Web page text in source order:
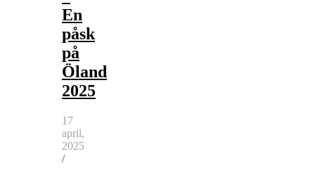
En
påsk
på
Öland
2025
17
april,
2025
/